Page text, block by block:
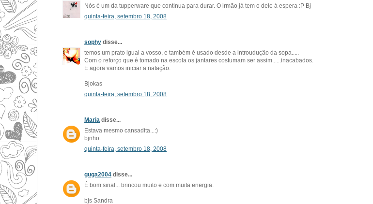
Nós é um da tupperware que continua para durar. O irmão já tem o dele à espera :P Bj
quinta-feira, setembro 18, 2008
sophy disse...
temos um prato igual a vosso, e também é usado desde a introudução da sopa.....
Com o reforço que é tomado na escola os jantares costumam ser assim......inacabados.
E agora vamos iniciar a natação.
Bjokas
quinta-feira, setembro 18, 2008
Maria disse...
Estava mesmo cansadita...:)
bjnho.
quinta-feira, setembro 18, 2008
guga2004 disse...
É bom sinal... brincou muito e com muita energia.
bjs Sandra